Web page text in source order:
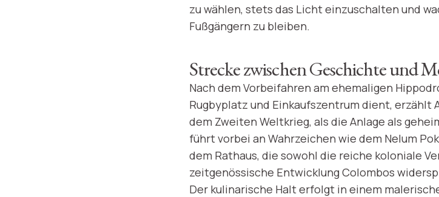
zu wählen, stets das Licht einzuschalten und
Fußgängern zu bleiben.
Strecke zwischen Geschichte und
Nach dem Vorbeifahren am ehemaligen
Rugbyplatz und Einkaufszentrum dient, erzählt
dem Zweiten Weltkrieg, als die Anlage als
führt vorbei an Wahrzeichen wie dem Nelum
dem Rathaus, die sowohl die reiche koloniale
zeitgenössische Entwicklung Colombos
Der kulinarische Halt erfolgt in einem